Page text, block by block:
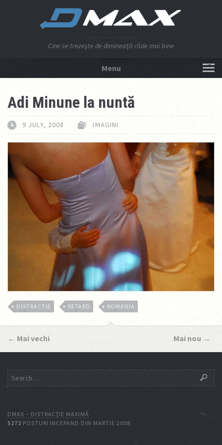
Cine se trezeşte de dimineaţă râde mai bine
Menu
Adi Minune la nuntă
9 JULY, 2008 IMAGINI
DISTRACTIE RETARD ROMANIA
← Mai vechi Mai nou →
DMAX – DISTRACŢIE MAXIMĂ
5272 POSTURI INCEPAND DIN MARTIE 2008